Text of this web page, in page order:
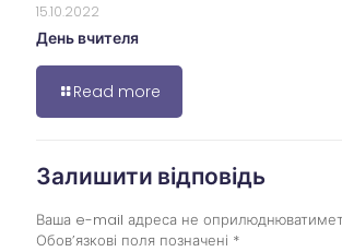
15.10.2022
День вчителя
Read more
Залишити відповідь
Ваша e-mail адреса не
Обов’язкові поля позначені *